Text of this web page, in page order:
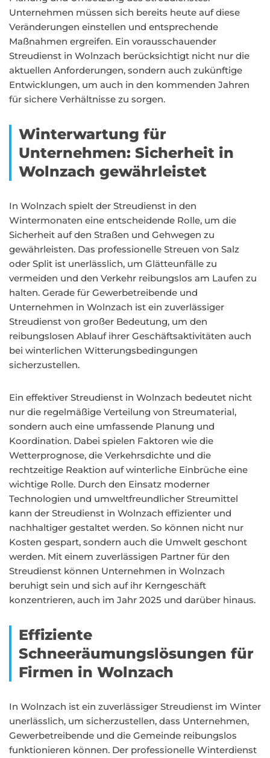
Unternehmen müssen sich bereits heute auf diese
Veränderungen einstellen und entsprechende
Maßnahmen ergreifen. Ein vorausschauender
Streudienst in Wolnzach berücksichtigt nicht nur die
aktuellen Anforderungen, sondern auch zukünftige
Entwicklungen, um auch in den kommenden Jahren
für sichere Verhältnisse zu sorgen.
Winterwartung für
Unternehmen: Sicherheit in
Wolnzach gewährleistet
In Wolnzach spielt der Streudienst in den
Wintermonaten eine entscheidende Rolle, um die
Sicherheit auf den Straßen und Gehwegen zu
gewährleisten. Das professionelle Streuen von Salz
oder Split ist unerlässlich, um Glätteunfälle zu
vermeiden und den Verkehr reibungslos am Laufen zu
halten. Gerade für Gewerbetreibende und
Unternehmen in Wolnzach ist ein zuverlässiger
Streudienst von großer Bedeutung, um den
reibungslosen Ablauf ihrer Geschäftsaktivitäten auch
bei winterlichen Witterungsbedingungen
sicherzustellen.
Ein effektiver Streudienst in Wolnzach bedeutet nicht
nur die regelmäßige Verteilung von Streumaterial,
sondern auch eine umfassende Planung und
Koordination. Dabei spielen Faktoren wie die
Wetterprognose, die Verkehrsdichte und die
rechtzeitige Reaktion auf winterliche Einbrüche eine
wichtige Rolle. Durch den Einsatz moderner
Technologien und umweltfreundlicher Streumittel
kann der Streudienst in Wolnzach effizienter und
nachhaltiger gestaltet werden. So können nicht nur
Kosten gespart, sondern auch die Umwelt geschont
werden. Mit einem zuverlässigen Partner für den
Streudienst können Unternehmen in Wolnzach
beruhigt sein und sich auf ihr Kerngeschäft
konzentrieren, auch im Jahr 2025 und darüber hinaus.
Effiziente
Schneeräumungslösungen für
Firmen in Wolnzach
In Wolnzach ist ein zuverlässiger Streudienst im Winter
unerlässlich, um sicherzustellen, dass Unternehmen,
Gewerbetreibende und die Gemeinde reibungslos
funktionieren können. Der professionelle Winterdienst